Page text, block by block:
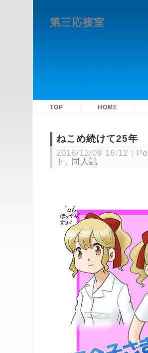
第三応接室
TOP HOME
ねこめ続けて25年
2016/12/09 16:12
ト , 同人誌